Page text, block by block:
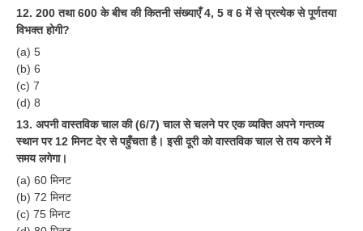
RRB लोको पायलट - ALP
12. 200 तथा 600 के बीच की कितनी संख्याएँ 4, 5 व 6 में से प्रत्येक से पूर्णतया
विभक्त होगी?
(a) 5
(b) 6
(c) 7
(d) 8
13. अपनी वास्तविक चाल की (6/7) चाल से चलने पर एक व्यक्ति अपने गन्तव्य
स्थान पर 12 मिनट देर से पहुँचता है। इसी दूरी को वास्तविक चाल से तय करने में
समय लगेगा।
(a) 60 मिनट
(b) 72 मिनट
(c) 75 मिनट